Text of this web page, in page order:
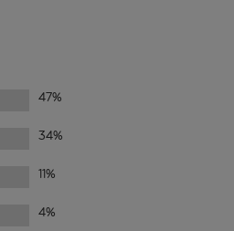
47%
34%
11%
4%